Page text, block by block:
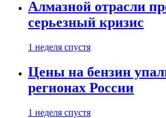
Алмазной отрасли
серьезный кризис
1 неделя спустя
Цены на бензин
регионах России
1 неделя спустя